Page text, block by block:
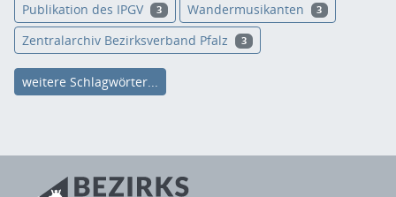
Publikation des IPGV 3 Wandermusikanten 3
Zentralarchiv Bezirksverband Pfalz 3
weitere Schlagwörter...